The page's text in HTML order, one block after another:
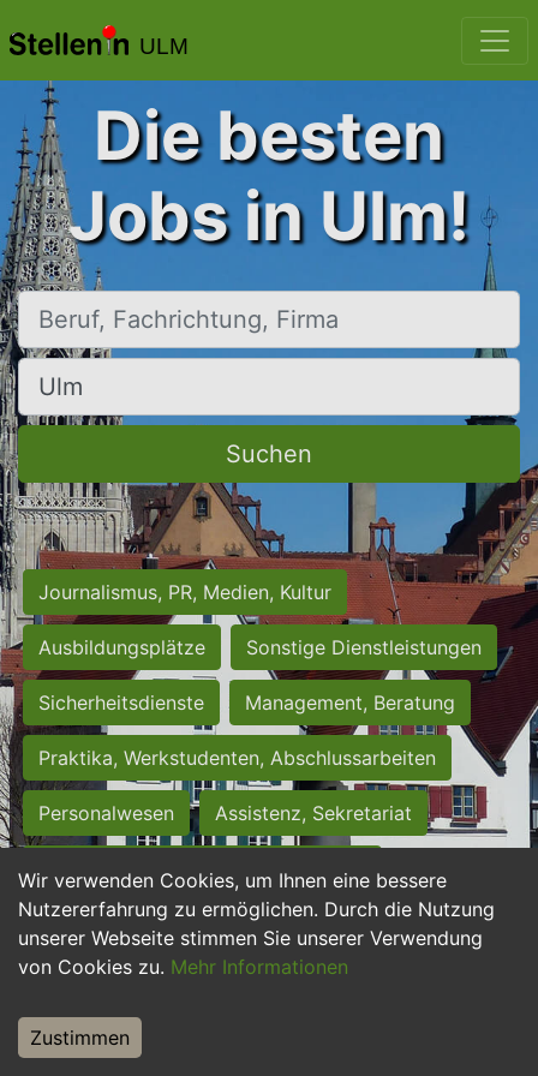
ULM
Wir verwenden Cookies, um Ihnen eine bessere
Nutzererfahrung zu ermöglichen. Durch die Nutzung
unserer Webseite stimmen Sie unserer Verwendung
von Cookies zu. Mehr Informationen
Zustimmen
Die besten
Jobs in Ulm!
Beruf, Fachrichtung, Firma
Ort, Stadt
Suchen
Journalismus, PR, Medien, Kultur
Ausbildungsplätze Sonstige Dienstleistungen
Sicherheitsdienste Management, Beratung
Praktika, Werkstudenten, Abschlussarbeiten
Personalwesen Assistenz, Sekretariat
Hilfskräfte, Aushilfs- und Nebenjobs
Einkauf, Logistik, Materialwirtschaft
Weiterbildung, Studium, duale Ausbildung
Tourismus